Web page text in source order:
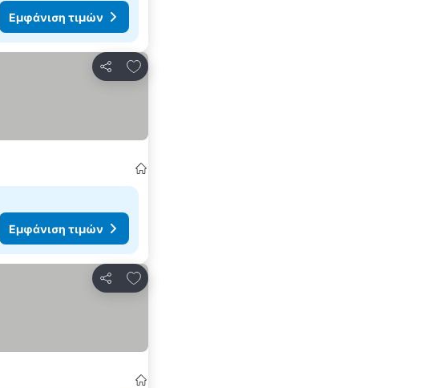
Εμφάνιση τιμών
Κοινοποίηση
Προσθήκη στα αγαπημένα
Εμφάνιση τιμών
Κοινοποίηση
Προσθήκη στα αγαπημένα